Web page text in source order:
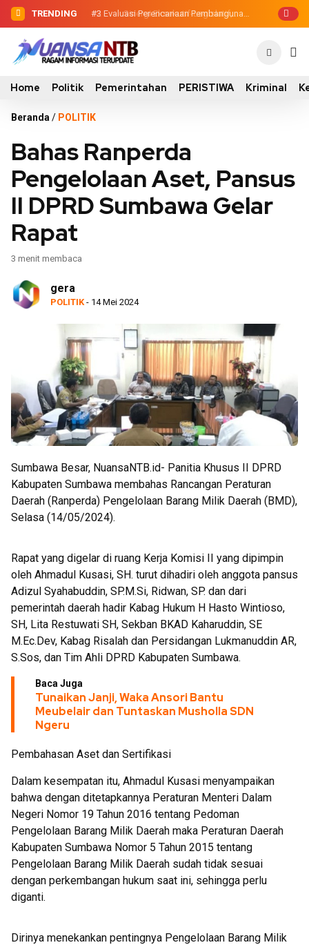
TRENDING #2 Sinergi Eksekutif-Legislatif,
Wabup Ansori Serahkan Tujuh Kontainer
#3 Evaluasi Perencanaan Pembangunan
2026, Pemkab Sumbawa Luncurkan
Home Politik Pemerintahan PERISTIWA Kriminal
Beranda / POLITIK
Bahas Ranperda
Pengelolaan Aset, Pansus
II DPRD Sumbawa Gelar
Rapat
3 menit membaca
gera
POLITIK - 14 Mei 2024
Sumbawa Besar, NuansaNTB.id- Panitia Khusus II DPRD
Kabupaten Sumbawa membahas Rancangan Peraturan
Daerah (Ranperda) Pengelolaan Barang Milik Daerah (BMD),
Selasa (14/05/2024).
Rapat yang digelar di ruang Kerja Komisi II yang dipimpin
oleh Ahmadul Kusasi, SH. turut dihadiri oleh anggota pansus
Adizul Syahabuddin, SP.M.Si, Ridwan, SP. dan dari
pemerintah daerah hadir Kabag Hukum H Hasto Wintioso,
SH, Lita Restuwati SH, Sekban BKAD Kaharuddin, SE
M.Ec.Dev, Kabag Risalah dan Persidangan Lukmanuddin AR,
S.Sos, dan Tim Ahli DPRD Kabupaten Sumbawa.
Baca Juga
Tunaikan Janji, Waka Ansori Bantu
Meubelair dan Tuntaskan Musholla SDN
Ngeru
Pembahasan Aset dan Sertifikasi
Dalam kesempatan itu, Ahmadul Kusasi menyampaikan
bahwa dengan ditetapkannya Peraturan Menteri Dalam
Negeri Nomor 19 Tahun 2016 tentang Pedoman
Pengelolaan Barang Milik Daerah maka Peraturan Daerah
Kabupaten Sumbawa Nomor 5 Tahun 2015 tentang
Pengelolaan Barang Milik Daerah sudah tidak sesuai
dengan perkembangan hukum saat ini, sehingga perlu
diganti.
Dirinya menekankan pentingnya Pengelolaan Barang Milik